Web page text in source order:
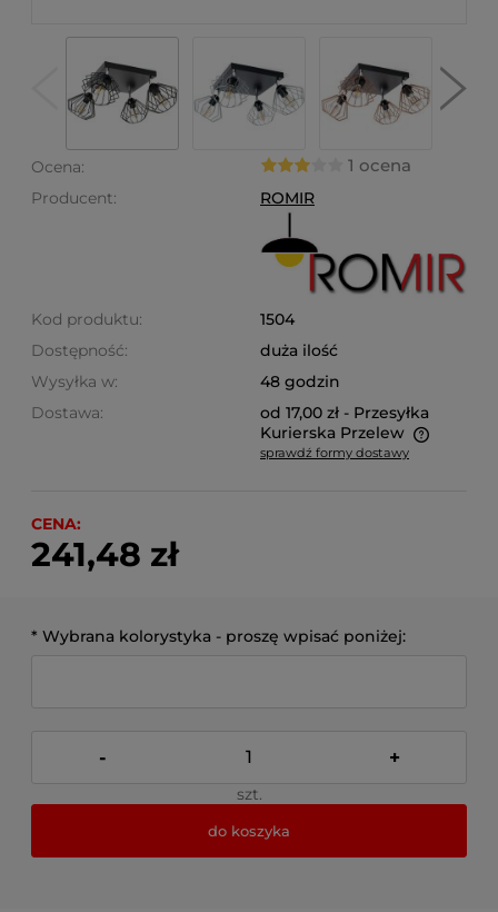
Ocena: 1 ocena
Producent: ROMIR
Kod produktu:
1504
Dostępność:
duża ilość
Wysyłka w:
48 godzin
Dostawa:
od 17,00 zł - Przesyłka
Kurierska Przelew
Cena nie zawiera ewentualnych kosztów płatności
sprawdź formy dostawy
CENA:
241,48 zł
* Wybrana kolorystyka - proszę wpisać poniżej:
- +
szt.
do koszyka